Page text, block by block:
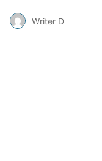
Writer D